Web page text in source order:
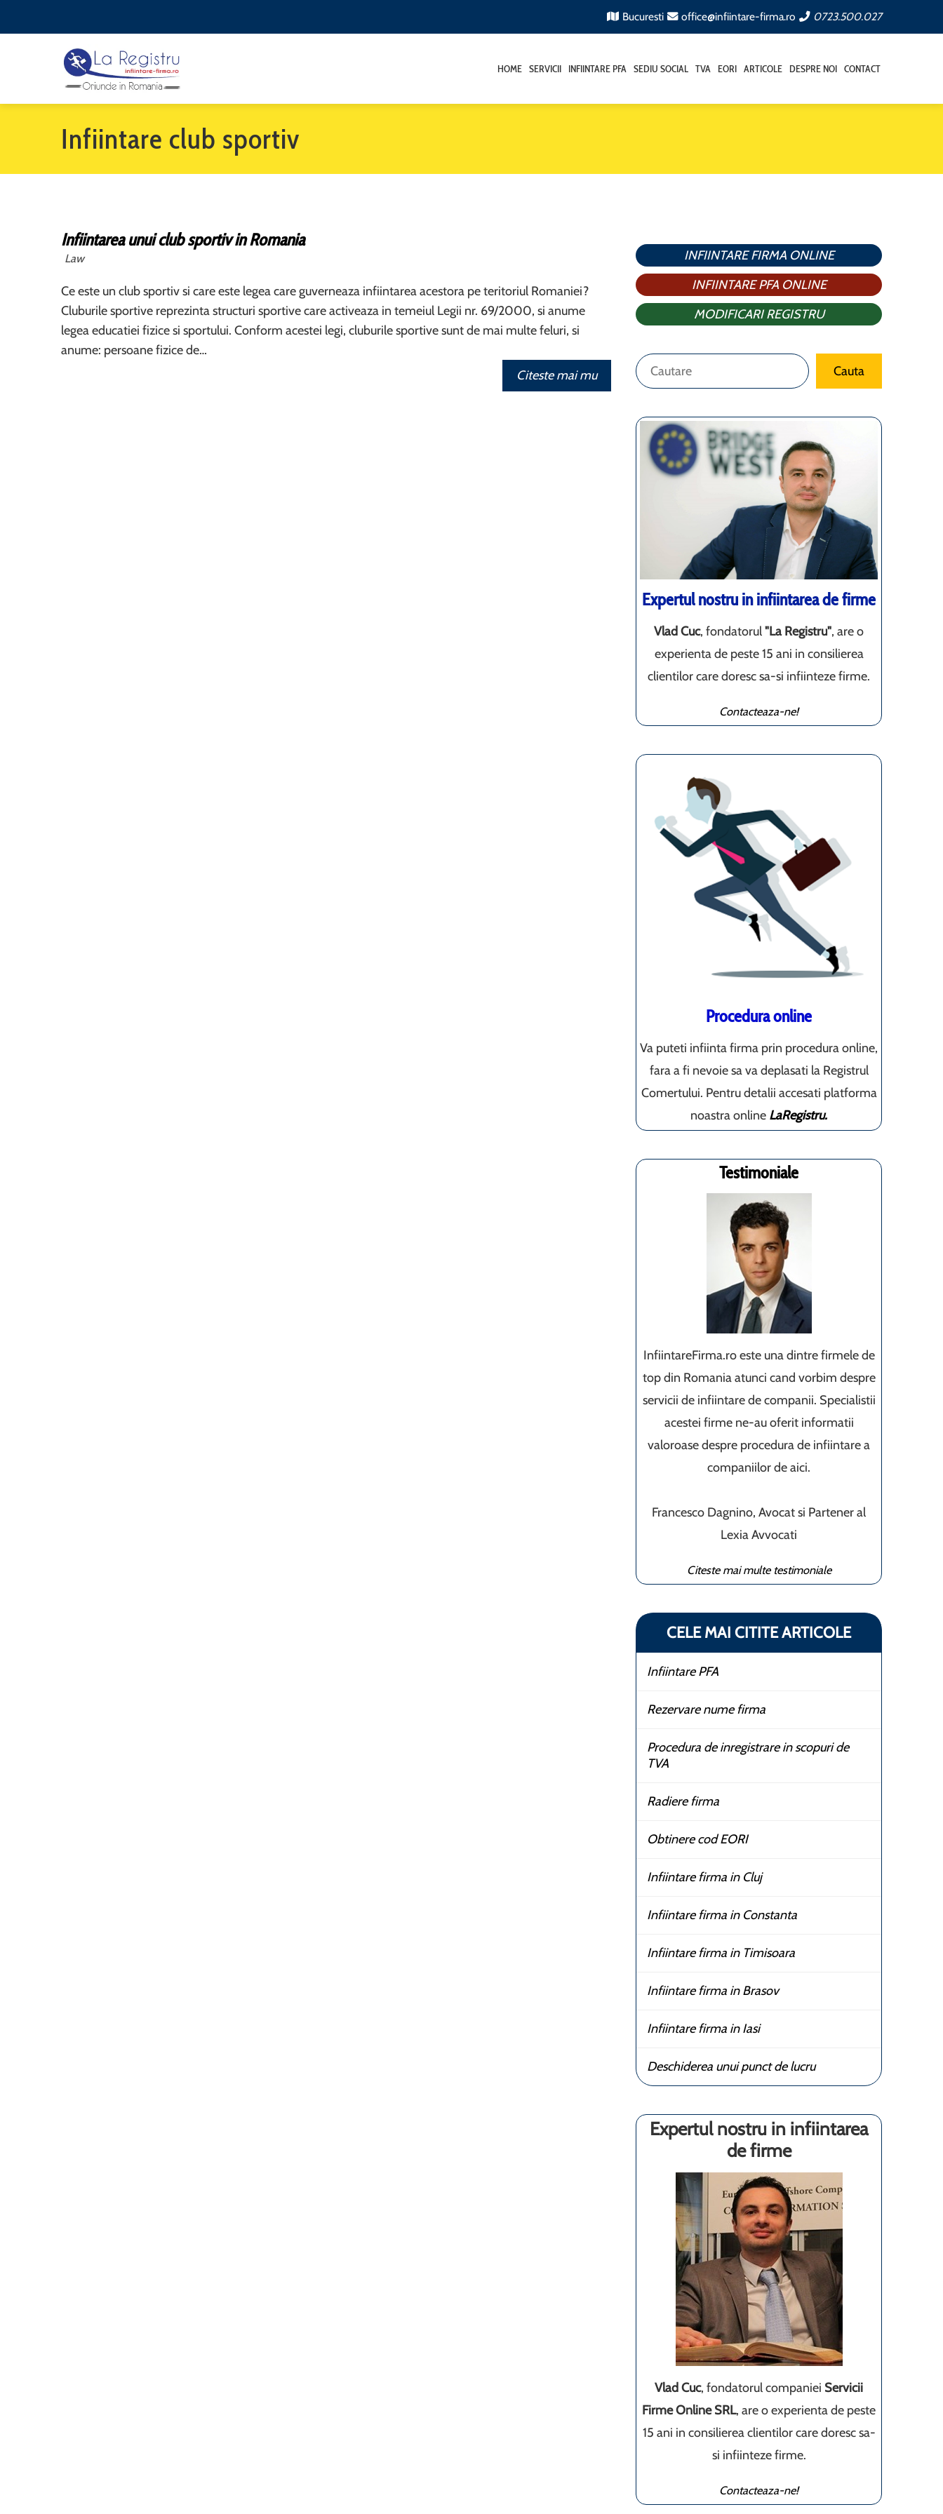
Bucuresti office@infiintare-firma.ro 0723.500.027
HOME SERVICII INFIINTARE PFA SEDIU SOCIAL TVA EORI ARTICOLE DESPRE NOI CONTACT
Infiintare club sportiv
Infiintarea unui club sportiv in Romania
Law
Ce este un club sportiv si care este legea care guverneaza infiintarea acestora pe teritoriul Romaniei?
Cluburile sportive reprezinta structuri sportive care activeaza in temeiul Legii nr. 69/2000, si anume
legea educatiei fizice si sportului. Conform acestei legi, cluburile sportive sunt de mai multe feluri, si
anume: persoane fizice de…
Citeste mai mu
INFIINTARE FIRMA ONLINE
INFIINTARE PFA ONLINE
MODIFICARI REGISTRU
Caută Cauta
Expertul nostru in infiintarea de firme
Vlad Cuc, fondatorul"La Registru", are o
experienta de peste 15 ani in consilierea
clientilor care doresc sa-si infiinteze firme.
Contacteaza-ne!
Procedura online
Va puteti infiinta firma prin procedura online,
fara a fi nevoie sa va deplasati la Registrul
Comertului. Pentru detalii accesati platforma
noastra online LaRegistru.
Testimoniale
InfiintareFirma.ro este una dintre firmele de
top din Romania atunci cand vorbim despre
servicii de infiintare de companii. Specialistii
acestei firme ne-au oferit informatii
valoroase despre procedura de infiintare a
companiilor de aici.
Francesco Dagnino, Avocat si Partener al
Lexia Avvocati
Citeste mai multe testimoniale
CELE MAI CITITE ARTICOLE
Infiintare PFA
Rezervare nume firma
Procedura de inregistrare in scopuri de
TVA
Radiere firma
Obtinere cod EORI
Infiintare firma in Cluj
Infiintare firma in Constanta
Infiintare firma in Timisoara
Infiintare firma in Brasov
Infiintare firma in Iasi
Deschiderea unui punct de lucru
Expertul nostru in infiintarea
de firme
Vlad Cuc, fondatorul companiei Servicii
Firme Online SRL, are o experienta de peste
15 ani in consilierea clientilor care doresc sa-
si infiinteze firme.
Contacteaza-ne!